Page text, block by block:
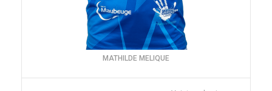
MATHILDE MELIQUE